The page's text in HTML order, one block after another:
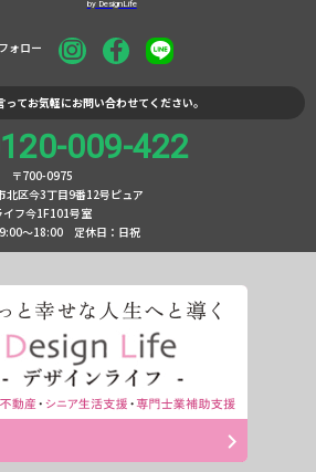
ォロー
てお気軽にお問い合わせてください。
009-422
〒700-0975
北区今3丁目9番12号ピュア
イフ今1F101号室
〜18:00
定休日：日祝